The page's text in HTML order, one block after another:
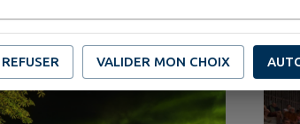
REFUSER VALIDER MON CHOIX